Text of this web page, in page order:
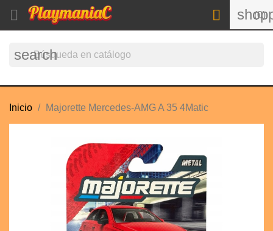
 (0)

search
Inicio Majorette Mercedes-AMG A 35 4Matic